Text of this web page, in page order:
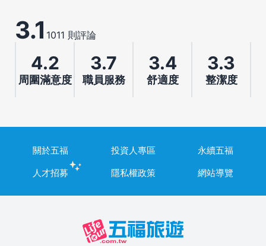
3.1 1011 則評論
4.2
周圍滿意度
3.7
職員服務
3.4
舒適度
3.3
整潔度
關於五福 投資人專區
永續五福
人才招募
隱私權政策 網站導覽